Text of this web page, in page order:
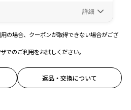
の場合、クーポンが取得できない場合がござ
でのご利用をお試しください。
返品・交換について